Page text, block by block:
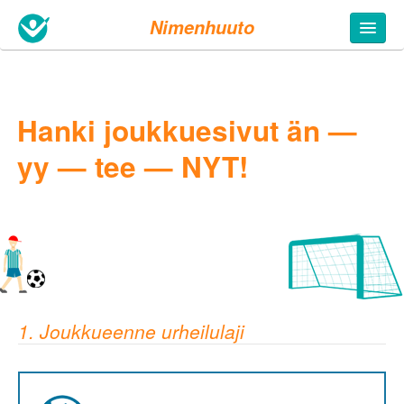
Nimenhuuto
Hanki joukkuesivut än —
yy — tee — NYT!
1. Joukkueenne urheilulaji
5. Täytä tietosi